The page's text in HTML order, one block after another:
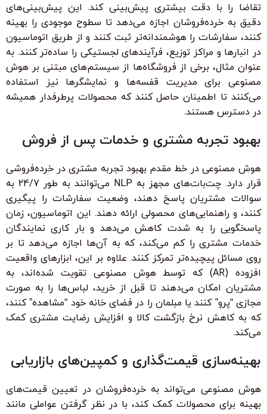
تقاضا را با دقت بیشتری پیش‌بینی کند. این پیش‌بینی‌های
دقیق به خرده‌فروشان اجازه می‌دهد تا سطوح موجودی را بهینه
کنند، سفارشات را هوشمندانه‌تر ثبت کنند و از طریق اتوماسیون
در انبارها و مراکز توزیع، فرآیندهای لجستیکی را ساده‌تر کنند. به
عنوان مثال، برخی از فروشگاه‌ها از سیستم‌های مبتنی بر هوش
مصنوعی برای مدیریت قفسه‌ها و نمایشگرها نیز استفاده
می‌کنند تا اطمینان حاصل کنند که محصولات پرطرفدار همیشه
در دسترس هستند.
بهبود تجربه مشتری و خدمات پس از فروش
هوش مصنوعی در خط مقدم بهبود تجربه مشتری در خرده‌فروشی
قرار دارد. چت‌بات‌های مجهز به NLP می‌توانند به طور 24/7 به
سوالات مشتریان پاسخ دهند، وضعیت سفارشات را پیگیری
کنند، و راهنمایی‌های محصولی ارائه دهند. این اتوماسیون، زمان
پاسخگویی را به شدت کاهش می‌دهد و بار کاری نمایندگان
خدمات مشتری را کم می‌کند، که به آن‌ها اجازه می‌دهد تا بر
روی مسائل پیچیده‌تر تمرکز کنند. علاوه بر این، ابزارهای واقعیت
افزوده (AR) که توسط هوش مصنوعی تقویت شده‌اند، به
مشتریان امکان می‌دهند تا قبل از خرید، لباس‌ها را به صورت
مجازی “پرو” کنند یا مبلمان را در فضای خانه خود “مشاهده” کنند،
که به کاهش نرخ بازگشت کالا و افزایش رضایت مشتری کمک
می‌کند.
بهینه‌سازی قیمت‌گذاری و کمپین‌های بازاریابی
هوش مصنوعی می‌تواند به خرده‌فروشان در تعیین قیمت‌های
بهینه برای محصولات کمک کند، با در نظر گرفتن عواملی مانند